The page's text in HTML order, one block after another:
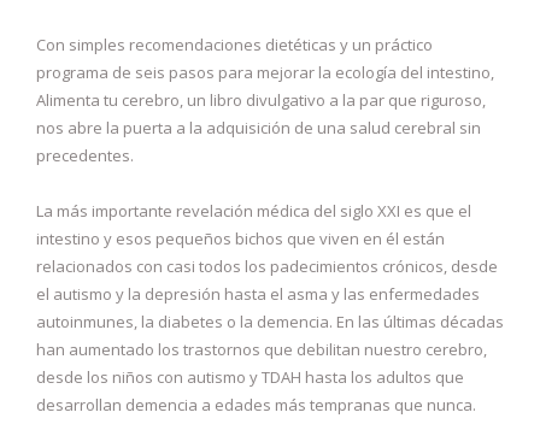
Con simples recomendaciones dietéticas y un práctico
programa de seis pasos para mejorar la ecología del intestino,
Alimenta tu cerebro, un libro divulgativo a la par que riguroso,
nos abre la puerta a la adquisición de una salud cerebral sin
precedentes.
La más importante revelación médica del siglo XXI es que el
intestino y esos pequeños bichos que viven en él están
relacionados con casi todos los padecimientos crónicos, desde
el autismo y la depresión hasta el asma y las enfermedades
autoinmunes, la diabetes o la demencia. En las últimas décadas
han aumentado los trastornos que debilitan nuestro cerebro,
desde los niños con autismo y TDAH hasta los adultos que
desarrollan demencia a edades más tempranas que nunca.